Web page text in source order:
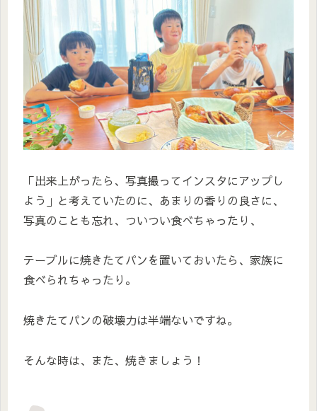
「出来上がったら、写真撮ってインスタにアップし
よう」と考えていたのに、あまりの香りの良さに、
写真のことも忘れ、ついつい食べちゃったり、
テーブルに焼きたてパンを置いておいたら、家族に
食べられちゃったり。
焼きたてパンの破壊力は半端ないですね。
そんな時は、また、焼きましょう！